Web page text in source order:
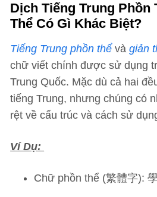
Dịch Tiếng Trung Phồn
Thể Có Gì Khác Biệt?
Tiếng Trung phồn thể và giản
chữ viết chính được sử dụng
Trung Quốc. Mặc dù cả hai
tiếng Trung, nhưng chúng có
rệt về cấu trúc và cách sử
Ví Dụ:
Chữ phồn thể (繁體字):